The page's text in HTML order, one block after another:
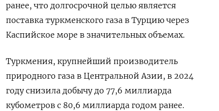
ранее, что долгосрочной целью является
поставка туркменского газа в Турцию через
Каспийское море в значительных объемах.
Туркмения, крупнейший производитель
природного газа в Центральной Азии, в 2024
году снизила добычу до 77,6 миллиарда
кубометров с 80,6 миллиарда годом ранее.